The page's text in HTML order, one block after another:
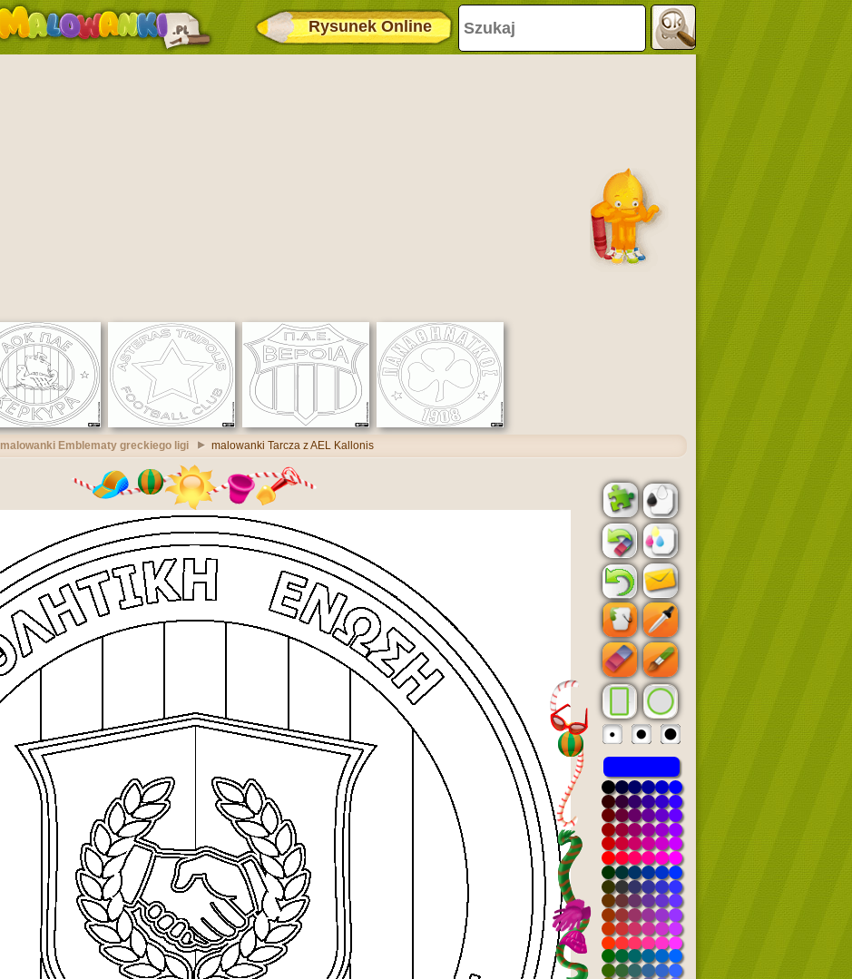
Rysunek Online
malowanki Emblematy greckiego ligi malowanki Tarcza z AEL Kallonis